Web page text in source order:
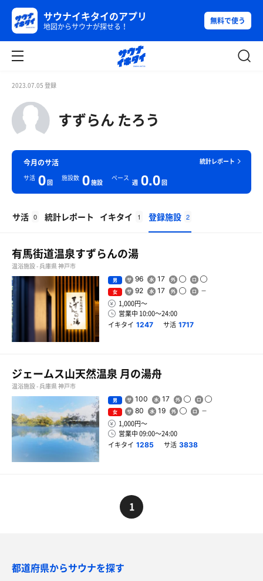
サウナイキタイのアプリ
地図からサウナが探せる！
無料で使う
2023.07.05 登録
すずらん たろう
統計レポート
今月のサ活
サ活 0回
施設数 0施設
ペース
週 0.0回
サ活 0 統計レポート イキタイ 1 登録施設 2
有馬街道温泉すずらんの湯
温浴施設 - 兵庫県 神戸市
男 96 17
女 92 17
1,000円〜
営業中 10:00〜24:00
イキタイ 1247 サ活 1717
ジェームス山天然温泉 月の湯舟
温浴施設 - 兵庫県 神戸市
男 100 17
女 80 19
1,000円〜
営業中 09:00〜24:00
イキタイ 1285 サ活 3838
1
都道府県からサウナを探す